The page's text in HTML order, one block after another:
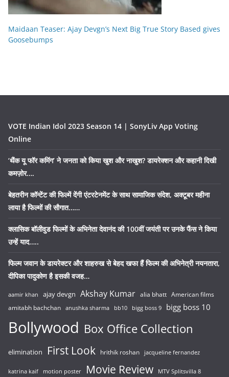
Maidaan Teaser: Ajay Devgn’s Next Big True Story Based gives
Goosebumps
VOTE Indian Idol 2023 Season 14 | SonyLiv App Voting
Online
‘थैंक यू फॉर कमिंग’ ने जनता को किया खुश और नाखुश? डायरेक्शन और कहानी दिखी
कमज़ोर….
बेहतरीन कॉन्टेंट की फिल्में देंगी एंटरटेनमेंट के साथ सामाजिक संदेश, अक्टूबर महीना
लाया है फिल्मों की सौगात……
क्लासिक बॉलीवुड फिल्मों के अभिनेता देवानंद की 100वीं जयंती पर उनके फैंस ने किया
उन्हें याद…..
फिल्म जवान के डायरेक्टर और शाहरुख से बेहद खफा हैं फिल्म की अभिनेत्री नयनतारा,
दीपिका पादुकोण है इसकी वजह…
aamir khan ajay devgn Akshay Kumar alia bhatt American films
amitabh bachchan anushka sharma bb10 bigg boss 9 bigg boss 10
Bollywood Box Office Collection
elimination First Look hrithik roshan jacqueline fernandez
katrina kaif motion poster Movie Review MTV Splitsvilla 8